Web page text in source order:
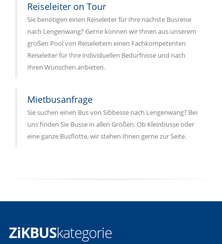
Reiseleiter on Tour
Sie benötigen einen Reiseleiter für Ihre nächste Busreise
nach Lengenwang? Gerne können wir Ihnen aus unserem
großen Pool von Reiseleitern einen Fachkompetenten
Reiseleiter für Ihre individuellen Bedürfnisse und nach
Ihren Wünschen anbieten.
Mietbusanfrage
Sie suchen einen Bus von Sibbesse nach Lengenwang? Bei
uns finden Sie Busse in allen Größen. Ob Kleinbusse oder
eine ganze Busflotte, wir stehen Ihnen gerne zur Seite.
ZiKBUSkategorie